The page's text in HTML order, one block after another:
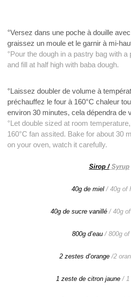
°Versez dans une poche à douille
graissez un moule et le garnir à mi-
°Pour the dough in a pastry bag with
and fill at half high with baba dough.
°Laissez doubler de volume à
préchauffez le four à 160°C chaleur
environ 30 minutes, cela dépendra de
°Let double sized at room
160°C fan assited. Bake for about 30
on your oven, watch it carefully.
Sirop / Syrup
40g de miel / 40g of
40g de sucre vanillé/ 40g of
800g d’eau/ 800g of
2 zestes d’orange /2
1 zeste de citron jaune/ 1